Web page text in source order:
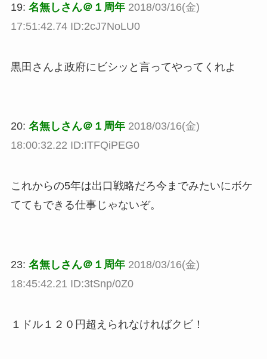
19: 名無しさん＠１周年 2018/03/16(金)
17:51:42.74 ID:2cJ7NoLU0
黒田さんよ政府にビシッと言ってやってくれよ
20: 名無しさん＠１周年 2018/03/16(金)
18:00:32.22 ID:ITFQiPEG0
これからの5年は出口戦略だろ今までみたいにボケ
ててもできる仕事じゃないぞ。
23: 名無しさん＠１周年 2018/03/16(金)
18:45:42.21 ID:3tSnp/0Z0
１ドル１２０円超えられなければクビ！